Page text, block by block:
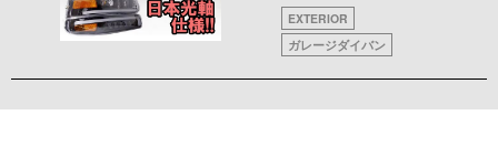
EXTERIOR
ガレージダイバン